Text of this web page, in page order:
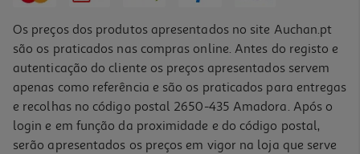
Os preços dos produtos apresentados no site Auchan.pt
são os praticados nas compras online. Antes do registo e
autenticação do cliente os preços apresentados servem
apenas como referência e são os praticados para entregas
e recolhas no código postal 2650-435 Amadora. Após o
login e em função da proximidade e do código postal,
serão apresentados os preços em vigor na loja que serve